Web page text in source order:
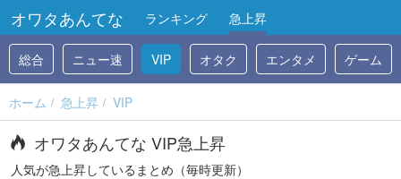
オワタあんてな ランキング 急上昇
総合 ニュー速 VIP オタク エンタメ ゲーム
ホーム 急上昇 VIP
オワタあんてな VIP急上昇
人気が急上昇しているまとめ（毎時更新）